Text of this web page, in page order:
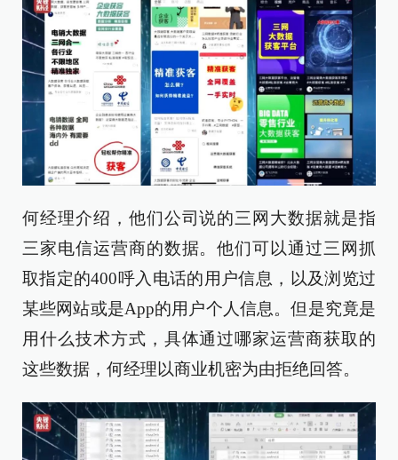
何经理介绍，他们公司说的三网大数据就是指
三家电信运营商的数据。他们可以通过三网抓
取指定的400呼入电话的用户信息，以及浏览过
某些网站或是App的用户个人信息。但是究竟是
用什么技术方式，具体通过哪家运营商获取的
这些数据，何经理以商业机密为由拒绝回答。